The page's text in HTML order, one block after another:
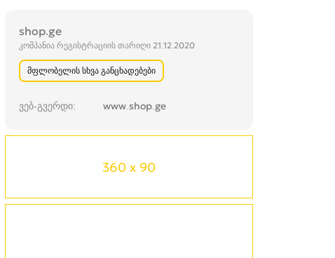
shop.ge
კომპანია რეგისტრაციის თარიღი 21.12.2020
მფლობელის სხვა განცხადებები
ვებ-გვერდი www.shop.ge
360 x 90